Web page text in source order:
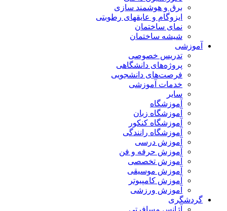
برق و هوشمند سازی
ایزوگام و عایقهای رطوبتی
نمای ساختمان
شیشه ساختمان
آموزشی
تدریس خصوصی
پروژه‌های دانشگاهی
فرصت‌های دانشجویی
خدمات آموزشی
سایر
آموزشگاه
آموزشگاه زبان
آموزشگاه کنکور
آموزشگاه رانندگی
آموزش درسی
آموزش حرفه و فن
آموزش تخصصی
آموزش موسیقی
آموزش کامپیوتر
آموزش ورزشی
گردشگری